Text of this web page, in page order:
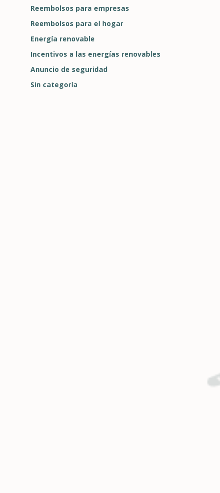
Reembolsos para empresas
Reembolsos para el hogar
Energía renovable
Incentivos a las energías renovables
Anuncio de seguridad
Sin categoría